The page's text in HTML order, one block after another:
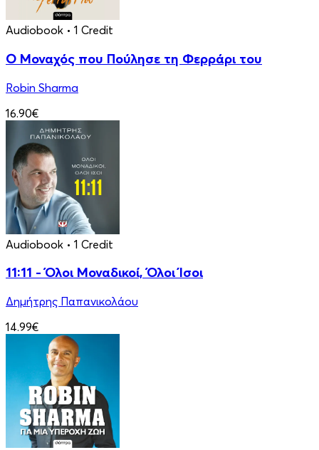
Audiobook • 1 Credit
Ο Μοναχός που Πούλησε τη Φερράρι του
Robin Sharma
16.90€
Audiobook • 1 Credit
11:11 - Όλοι Μοναδικοί, Όλοι Ίσοι
Δημήτρης Παπανικολάου
14.99€